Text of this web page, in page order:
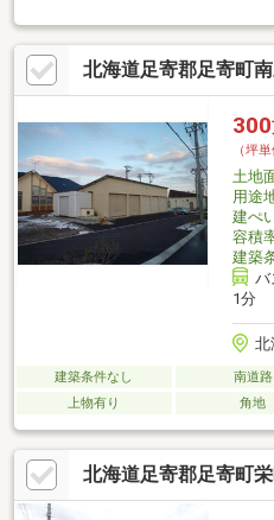
て世代にも嬉しい立地。スーパー
い、日常のお買い物も便利です。
北海道足寄郡足寄町
300
（坪単
土地
用途
建ぺ
容積
建築
バ
1分
北
建築条件なし 南道路
上物有り
角地
北海道足寄郡足寄町